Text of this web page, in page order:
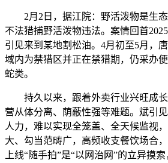
2月2日，据江院：野活泼物是生态
不法猎捕野活泼物违法。案情回首
引见来到某地割松油。4月初至5月，
域内为禁猎区并正在禁猎期，仍采办
蛇类。
持久以来，跟着外卖行业兴旺成长
营从体分离、荫蔽性强等难题。斌引
人力，难以实现全笼盖、全天候监视
大、勾当范畴广，高频收支餐饮场合
上线“随手拍”是“以网治网”的立异摸